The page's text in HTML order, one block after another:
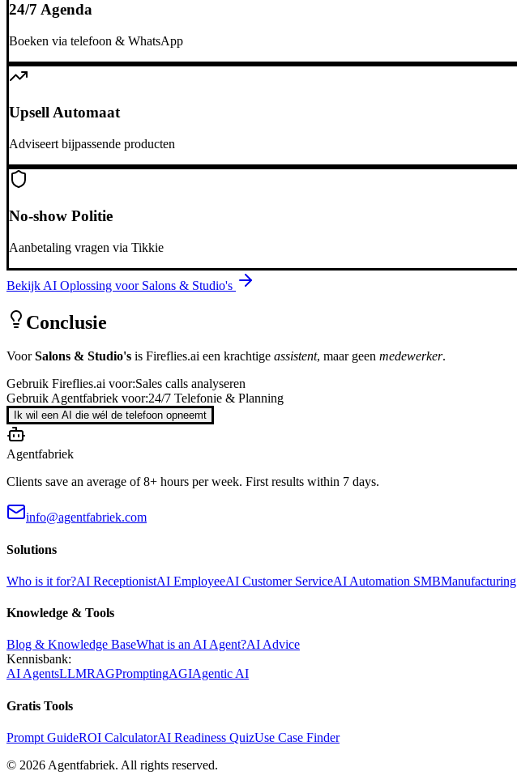
24/7 Agenda
Boeken via telefoon & WhatsApp
Upsell Automaat
Adviseert bijpassende producten
No-show Politie
Aanbetaling vragen via Tikkie
Bekijk AI Oplossing voor Salons & Studio's
Conclusie
VoorSalons & Studio's is Fireflies.ai een krachtige assistent, maar geen medewerker.
Gebruik Fireflies.ai voor:Sales calls analyseren
Gebruik Agentfabriek voor:24/7 Telefonie & Planning
Ik wil een AI die wél de telefoon opneemt
Agentfabriek
Clients save an average of 8+ hours per week. First results within 7 days.
info@agentfabriek.com
Solutions
Who is it for?AI ReceptionistAI EmployeeAI Customer ServiceAI Automation SMBManufacturing
Knowledge & Tools
Blog & Knowledge BaseWhat is an AI Agent?AI Advice
Kennisbank:
AI AgentsLLMRAGPromptingAGIAgentic AI
Gratis Tools
Prompt GuideROI CalculatorAI Readiness QuizUse Case Finder
© 2026 Agentfabriek. All rights reserved.